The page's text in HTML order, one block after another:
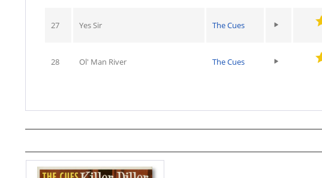
27 Yes Sir The Cues
28 Ol' Man River The Cues